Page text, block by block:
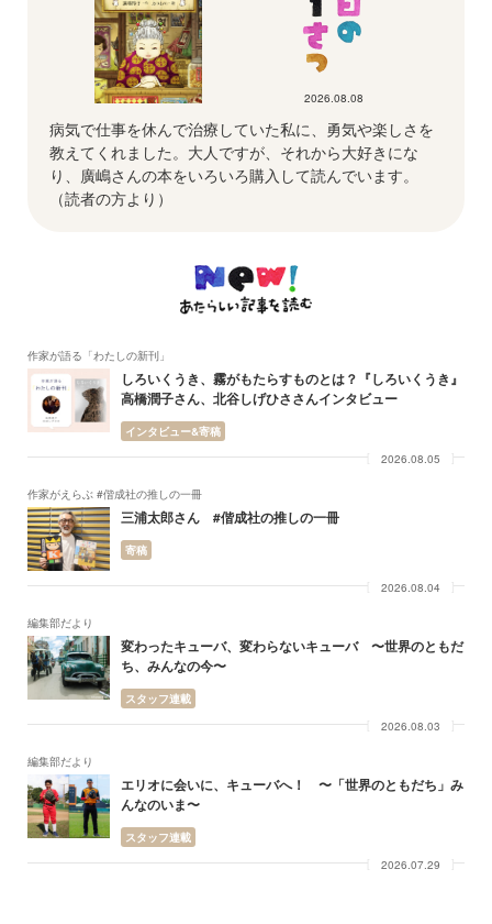
2026.08.08
病気で仕事を休んで治療していた私に、勇気や楽しさを
教えてくれました。大人ですが、それから大好きにな
り、廣嶋さんの本をいろいろ購入して読んでいます。
（読者の方より）
作家が語る「わたしの新刊」
しろいくうき、霧がもたらすものとは？『しろいくうき』
高橋潤子さん、北谷しげひささんインタビュー
インタビュー&寄稿
2026.08.05
作家がえらぶ #偕成社の推しの一冊
三浦太郎さん #偕成社の推しの一冊
寄稿
2026.08.04
編集部だより
変わったキューバ、変わらないキューバ 〜世界のともだ
ち、みんなの今〜
スタッフ連載
2026.08.03
編集部だより
エリオに会いに、キューバへ！ 〜「世界のともだち」み
んなのいま〜
スタッフ連載
2026.07.29